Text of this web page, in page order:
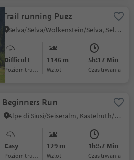
Trail running Puez
Selva/Sëlva/Wolkenstein/Sëlva, Sëlva/Selva di Val Gardena, Dolomites Region Val Gardena
Difficult
Poziom trudności
1146 m
Wzlot
5h:17 Min
czas trwania
Beginners Run
Alpe di Siusi/Seiseralm, Kastelruth/Castelrotto, Dolomites Region Seiser Alm
Easy
Poziom trudności
129 m
Wzlot
1h:57 Min
czas trwania